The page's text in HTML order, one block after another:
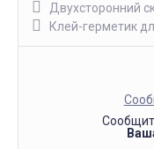
Двухсторонний
Клей-герметик